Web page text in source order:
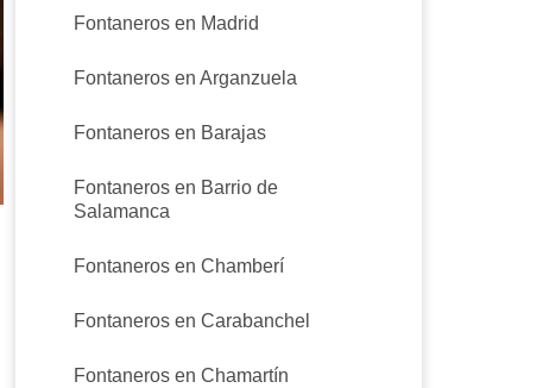
Fontaneros en Madrid
Fontaneros en Arganzuela
Fontaneros en Barajas
Fontaneros en Barrio de
Salamanca
Fontaneros en Chamberí
Fontaneros en Carabanchel
Fontaneros en Chamartín